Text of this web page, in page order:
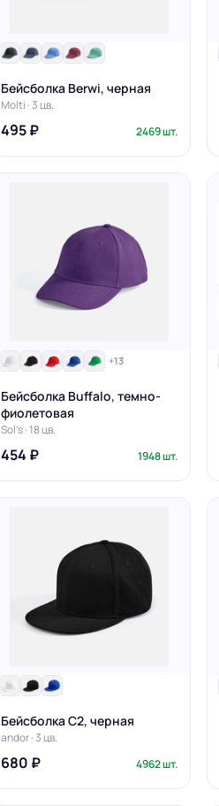
Бейсболка Berwi, черная
Molti · 3 цв.
495 ₽ 2469 шт.
+13
Бейсболка Buffalo, темно-
фиолетовая
Sol's · 18 цв.
454 ₽ 1948 шт.
Бейсболка C2, черная
andor · 3 цв.
680 ₽ 4962 шт.